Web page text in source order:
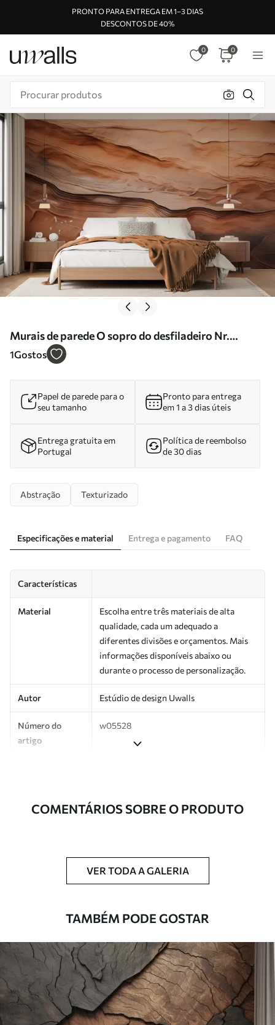
PRONTO PARA ENTREGA EM 1–3 DIAS
DESCONTOS DE 40%
0 0
Murais de parede O sopro do desfiladeiro Nr.
w05528
1Gostos
Papel de parede para o
seu tamanho
Pronto para entrega
em 1 a 3 dias úteis
Entrega gratuita em
Portugal
Política de reembolso
de 30 dias
Abstração Texturizado
Especificações e material Entrega e pagamento FAQ
Características
Material
Escolha entre três materiais de alta
qualidade, cada um adequado a
diferentes divisões e orçamentos. Mais
informações disponíveis abaixo ou
durante o processo de personalização.
Autor Estúdio de design Uwalls
Número do
artigo
w05528
Adicionalmente
Disponível com revestimento de verniz
esponja macia. Murais de parede com
revestimento de verniz podem ser limpos
Aplicação perfeita
Materiais disponíveis
Standard
COMENTÁRIOS SOBRE O PRODUTO
VER TODA A GALERIA
TAMBÉM PODE GOSTAR